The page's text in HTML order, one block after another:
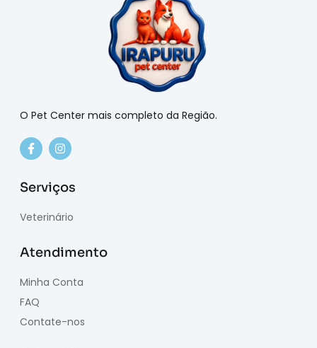
O Pet Center mais completo da Região.
Serviços
Veterinário
Atendimento
Minha Conta
FAQ
Contate-nos